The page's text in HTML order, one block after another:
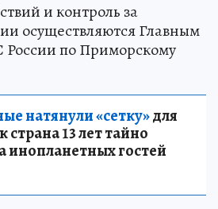
и контроль за
осуществляются Главным
по Приморскому
натянули «сетку»для
13 лет тайно
инопланетных гостей